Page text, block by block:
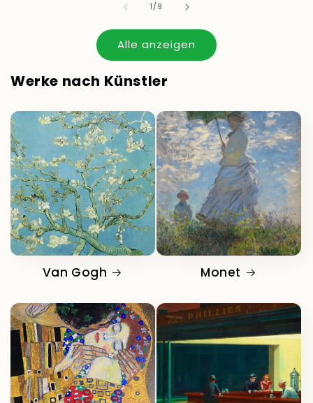
1/von
9
Alle anzeigen
Werke nach Künstler
Van Gogh Monet